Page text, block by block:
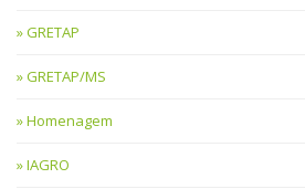
GRETAP
GRETAP/MS
Homenagem
IAGRO